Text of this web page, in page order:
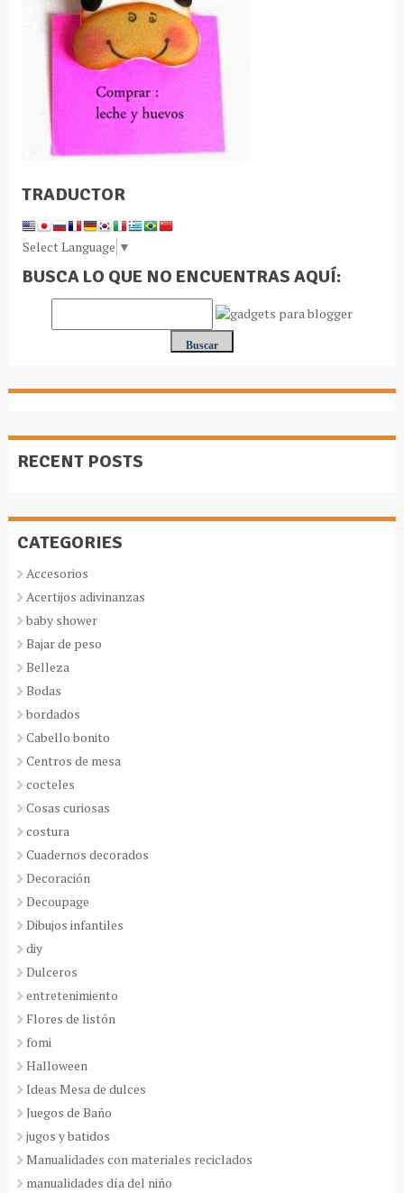
TRADUCTOR
Select Language ▼
BUSCA LO QUE NO ENCUENTRAS AQUÍ:
RECENT POSTS
CATEGORIES
Accesorios
Acertijos adivinanzas
baby shower
Bajar de peso
Belleza
Bodas
bordados
Cabello bonito
Centros de mesa
cocteles
Cosas curiosas
costura
Cuadernos decorados
Decoración
Decoupage
Dibujos infantiles
diy
Dulceros
entretenimiento
Flores de listón
fomi
Halloween
Ideas Mesa de dulces
Juegos de Baño
jugos y batidos
Manualidades con materiales reciclados
manualidades día del niño